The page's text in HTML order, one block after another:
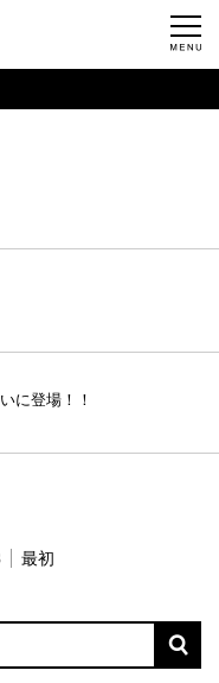
に登場！！
最初